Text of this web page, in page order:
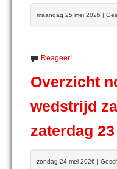
maandag 25 mei 2026 |
Reageer!
Overzicht
wedstrijd
zaterdag
zondag 24 mei 2026 |